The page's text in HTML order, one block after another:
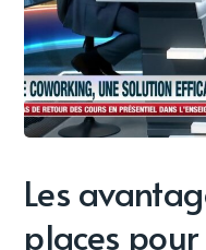
Les
places